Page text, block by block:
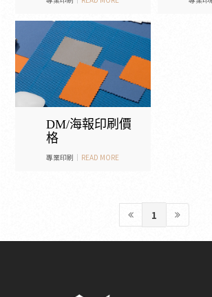
DM/海報印刷價
格
專業印刷 READ MORE
1